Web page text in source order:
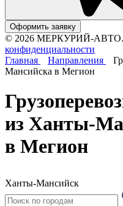
Оформить заявку
© 2026 МЕРКУРИЙ-АВТО.
конфиденциальности
Главная
Направления
Мансийска в Мегион
из Ханты-
в Мегион
Ханты-Мансийск